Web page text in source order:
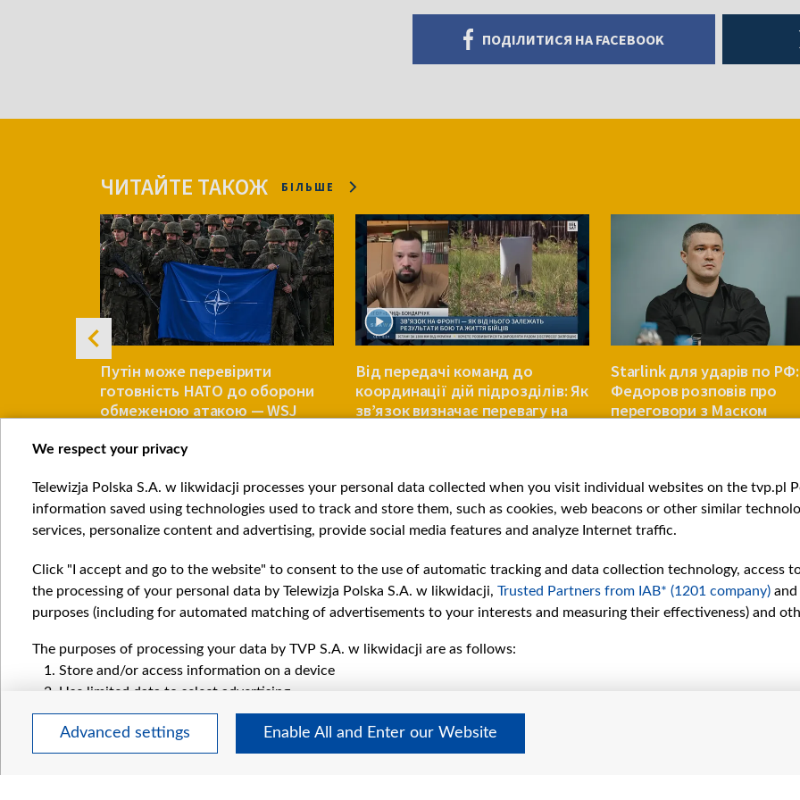
ПОДІЛИТИСЯ НА FACEBOOK
ЧИТАЙТЕ ТАКОЖ БІЛЬШЕ
Путін може перевірити
готовність НАТО до оборони
обмеженою атакою — WSJ
ВІЙНА
Від передачі команд до
координації дій підрозділів: Як
зв’язок визначає перевагу на
Starlink для ударів по РФ:
Федоров розповів про
переговори з Маском
Item
1
of
Категорії
Докладно
Погляд
We respect your privacy
Telewizja Polska S.A. w likwidacji processes your personal data collected when you visit individual websites on the tvp.pl
information saved using technologies used to track and store them, such as cookies, web beacons or other similar
services, personalize content and advertising, provide social media features and analyze Internet traffic.
Click "I accept and go to the website" to consent to the use of automatic tracking and data collection technology, access
the processing of your personal data by Telewizja Polska S.A. w likwidacji, Trusted Partners from IAB* (1201 company)
purposes (including for automated matching of advertisements to your interests and measuring their effectiveness) and
The purposes of processing your data by TVP S.A. w likwidacji are as follows:
Store and/or access information on a device
Use limited data to select advertising
Create profiles for personalised advertising
Use profiles to select personalised advertising
Create profiles to personalise content
Advanced settings Enable All and Enter our Website